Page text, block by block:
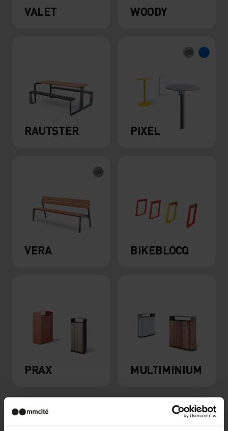
VALET WOODY
RAUTSTER PIXEL
VERA BIKEBLOCQ
PRAX MULTIMINIUM